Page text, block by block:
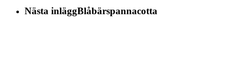
Nästa inläggBlåbärspannacotta